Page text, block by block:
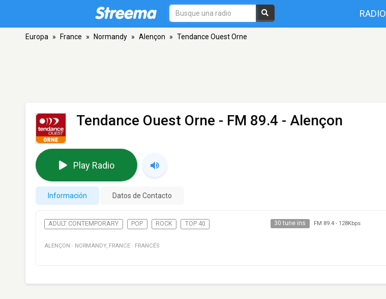
RADIO
Europa » France » Normandy » Alençon » Tendance Ouest Orne
Tendance Ouest Orne - FM 89.4 - Alençon
Play Radio
Información Datos de Contacto
ADULT CONTEMPORARY POP ROCK TOP 40 30 tune ins FM 89.4- 128Kbps
ALENÇON · NORMANDY, FRANCE · FRANCÉS